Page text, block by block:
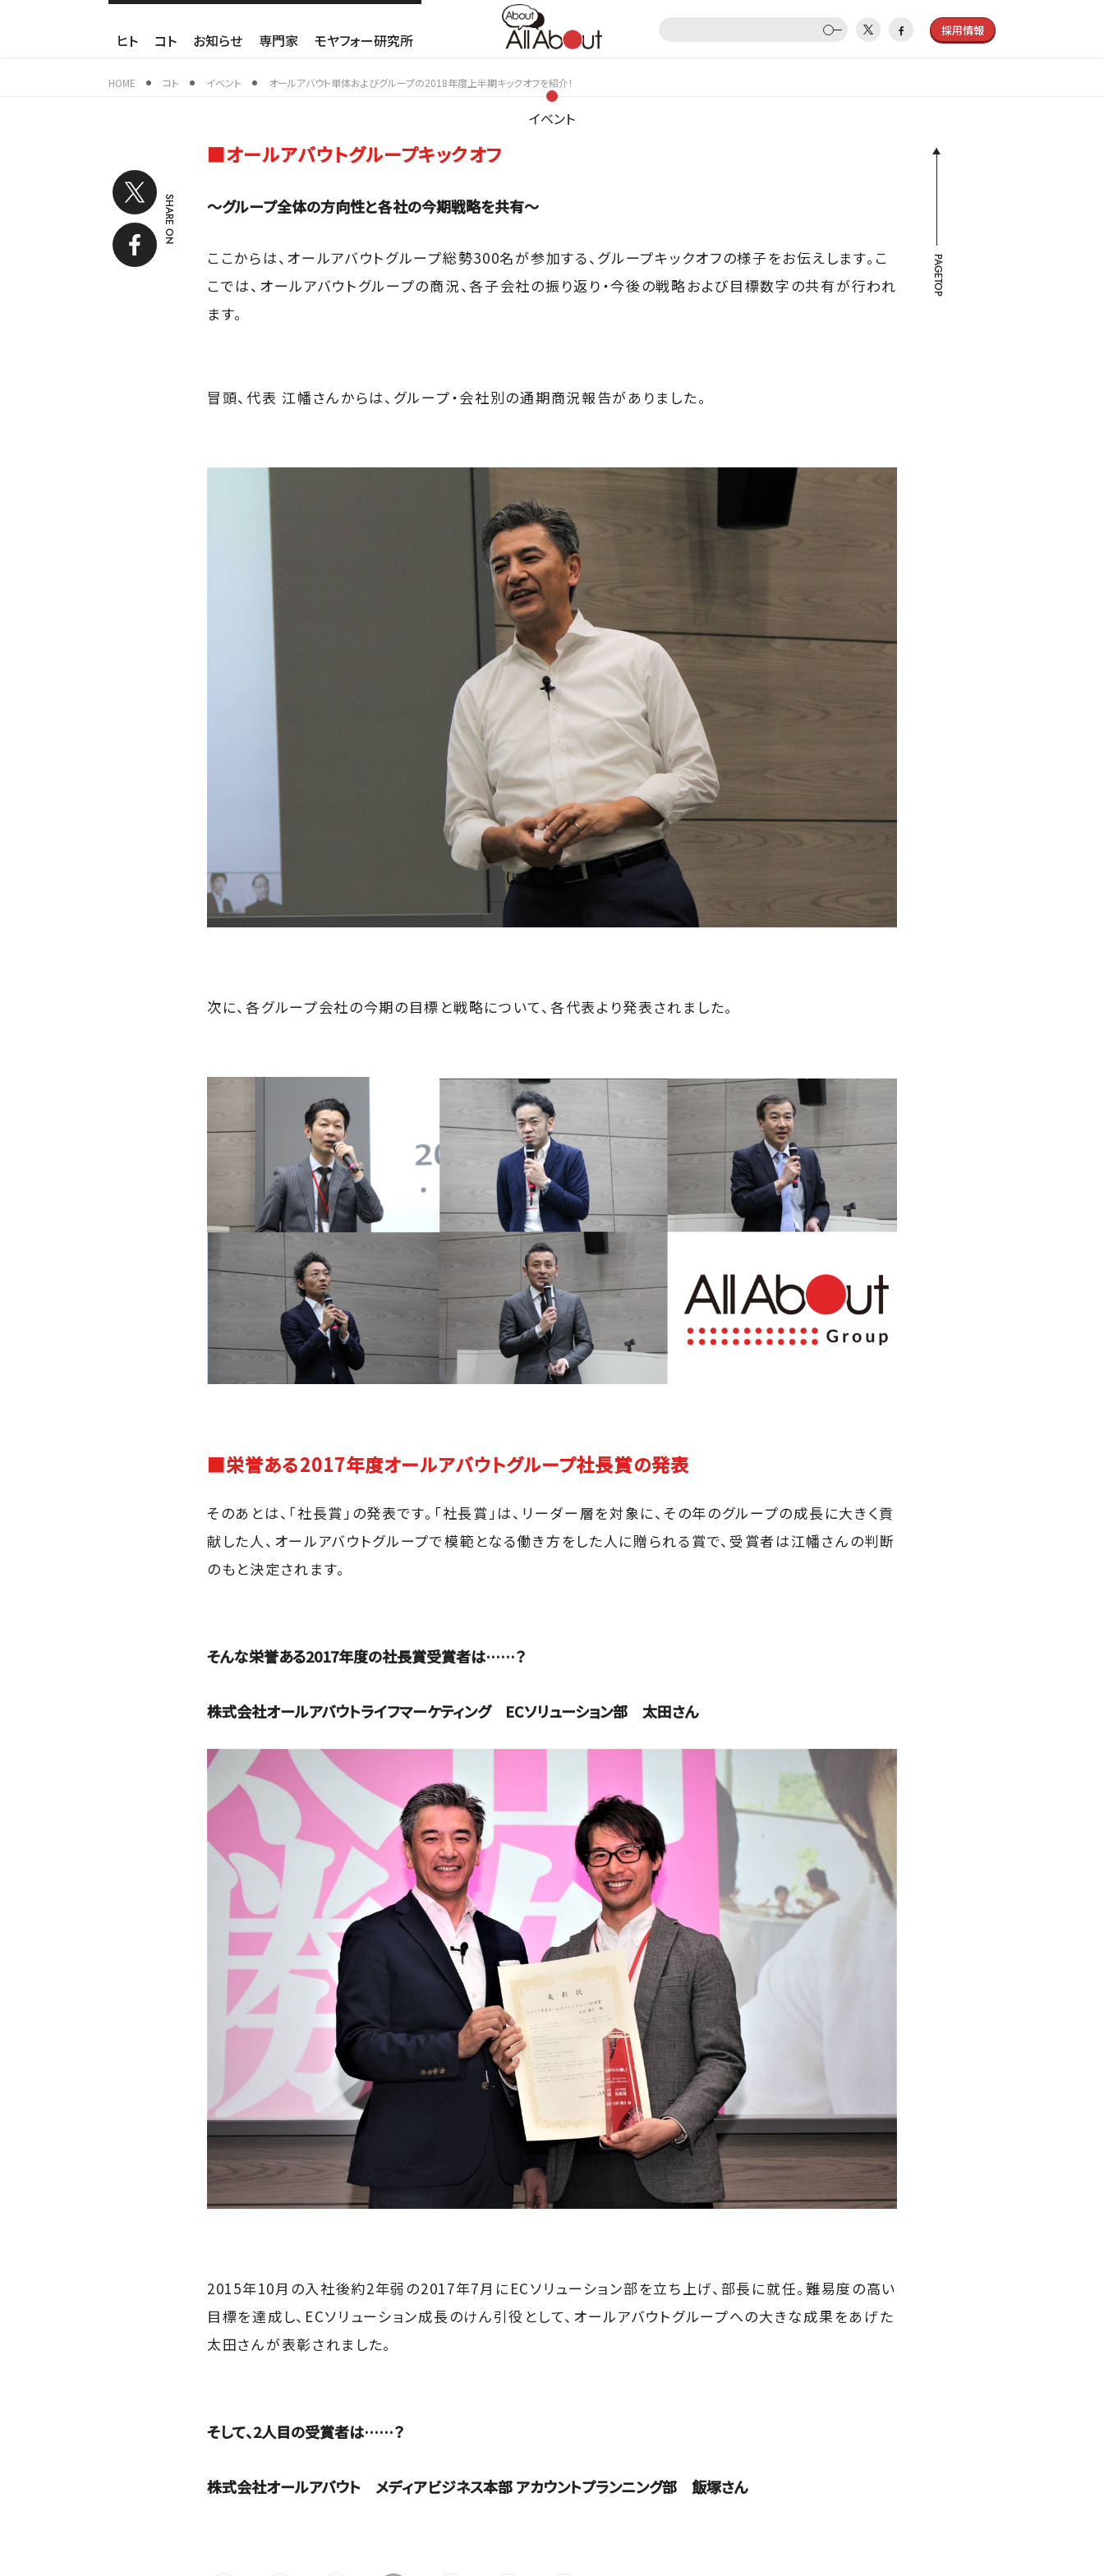
ヒト コト お知らせ 専門家 モヤフォー研究所
採用情報
HOME コト イベント オールアバウト単体およびグループの2018年度上半期キックオフを紹介！
イベント
SHARE ON
■オールアバウトグループキックオフ
～グループ全体の方向性と各社の今期戦略を共有～
ここからは、オールアバウトグループ総勢300名が参加する、グループキックオフの様子をお伝えします。こ
こでは、オールアバウトグループの商況、各子会社の振り返り・今後の戦略および目標数字の共有が行われ
ます。
冒頭、代表 江幡さんからは、グループ・会社別の通期商況報告がありました。
次に、各グループ会社の今期の目標と戦略について、各代表より発表されました。
■栄誉ある2017年度オールアバウトグループ社長賞の発表
そのあとは、「社長賞」の発表です。「社長賞」は、リーダー層を対象に、その年のグループの成長に大きく貢
献した人、オールアバウトグループで模範となる働き方をした人に贈られる賞で、受賞者は江幡さんの判断
のもと決定されます。
そんな栄誉ある2017年度の社長賞受賞者は……？
株式会社オールアバウトライフマーケティング ECソリューション部 太田さん
2015年10月の入社後約2年弱の2017年7月にECソリューション部を立ち上げ、部長に就任。難易度の高い
目標を達成し、ECソリューション成長のけん引役として、オールアバウトグループへの大きな成果をあげた
太田さんが表彰されました。
そして、2人目の受賞者は……？
株式会社オールアバウト メディアビジネス本部 アカウントプランニング部 飯塚さん
PAGETOP